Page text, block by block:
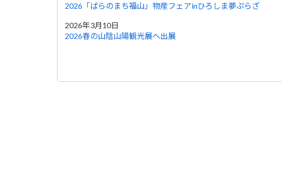
2026「ばらのまち福山」物産フェアinひろしま夢ぷらざ
2026年3月10日
2026春の山陰山陽観光展へ出展